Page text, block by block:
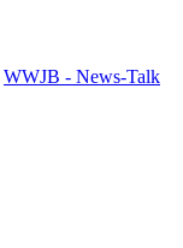
WWJB - News-Talk